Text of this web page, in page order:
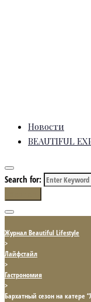
Новости
BEAUTIFUL
Search for:
Журнал Beautiful Lifestyle
>
Лайфстайл
>
Гастрономия
>
Бархатный сезон на катере